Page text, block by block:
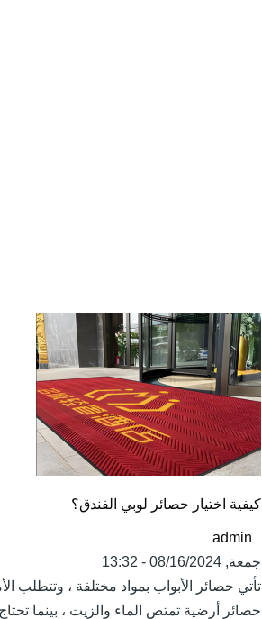
كيفية اختيار حصائر لوبي الفندق؟
admin
جمعة, 08/16/2024 - 13:32
تأتي حصائر الأبواب بمواد مختلفة ، وتتطلب
حصائر أرضية تمتص الماء والزيت ، بينما